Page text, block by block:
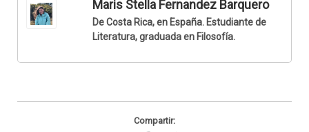
Maris Stella Fernandez Barquero
De Costa Rica, en España. Estudiante de
Literatura, graduada en Filosofía.
Compartir: